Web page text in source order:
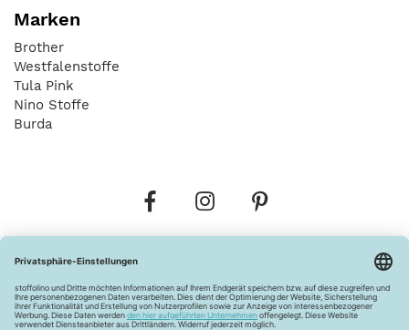
Marken
Brother
Westfalenstoffe
Tula Pink
Nino Stoffe
Burda
Widerrufsbelehrung Vertrag widerrufen